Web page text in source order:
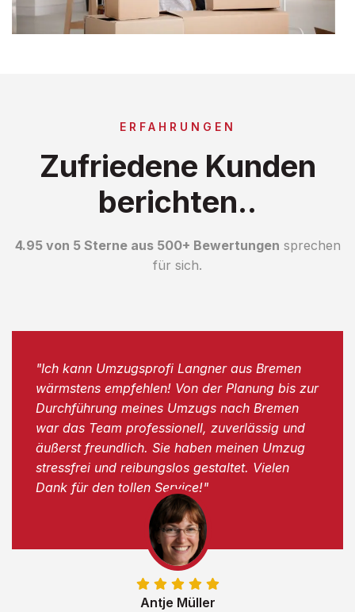
ERFAHRUNGEN
Zufriedene Kunden
berichten..
4.95 von 5 Sterne aus 500+ Bewertungen sprechen
für sich.
Antje Müller
"Ich kann Umzugsprofi Langner aus Bremen
wärmstens empfehlen! Von der Planung bis zur
Durchführung meines Umzugs nach Bremen
war das Team professionell, zuverlässig und
äußerst freundlich. Sie haben meinen Umzug
stressfrei und reibungslos gestaltet. Vielen
Dank für den tollen Service!"